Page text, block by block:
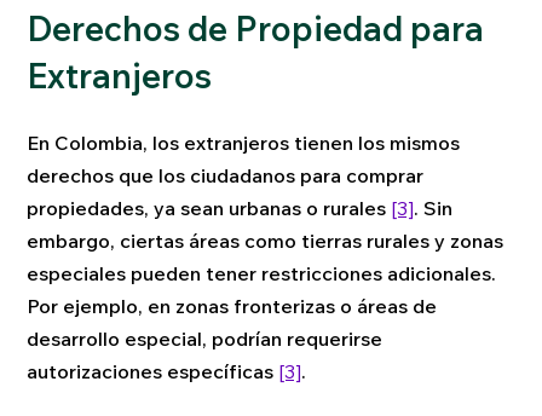
Derechos de Propiedad para
Extranjeros
En Colombia, los extranjeros tienen los mismos
derechos que los ciudadanos para comprar
propiedades, ya sean urbanas o rurales [3]. Sin
embargo, ciertas áreas como tierras rurales y zonas
especiales pueden tener restricciones adicionales.
Por ejemplo, en zonas fronterizas o áreas de
desarrollo especial, podrían requerirse
autorizaciones específicas [3].